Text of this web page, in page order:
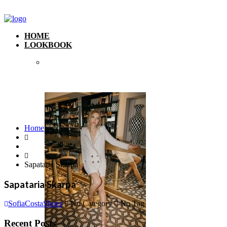
HOME
LOOKBOOK
Home
Sapataria Skarpa
Sapataria Skarpa
SofiaCostaShoes No Category No Tag
Recent Posts